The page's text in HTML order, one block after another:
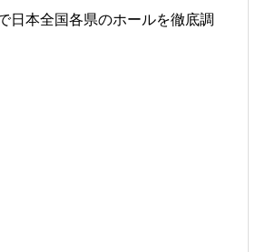
日本全国各県のホールを徹底調